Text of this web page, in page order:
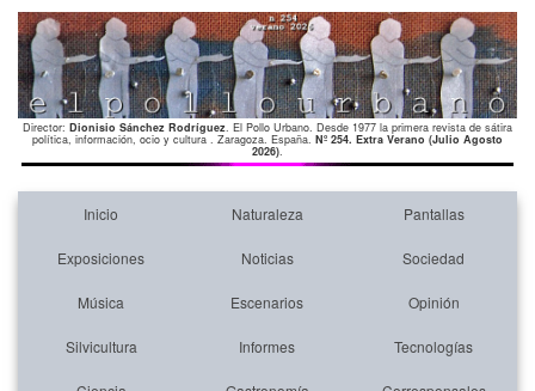
Director: Dionisio Sánchez Rodríguez. El Pollo Urbano. Desde 1977 la primera revista de sátira
política, información, ocio y cultura . Zaragoza. España. Nº 254. Extra Verano (Julio Agosto
2026).
Inicio Naturaleza Pantallas
Exposiciones Noticias Sociedad
Música Escenarios Opinión
Silvicultura Informes Tecnologías